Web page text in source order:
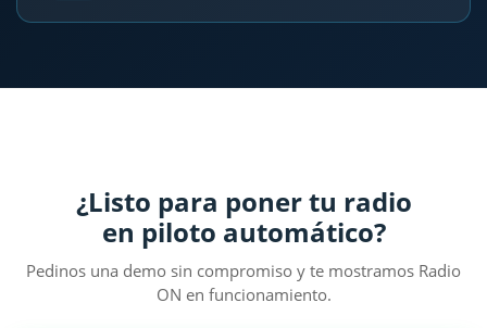
¿Listo para poner tu radio
en piloto automático?
Pedinos una demo sin compromiso y te mostramos Radio
ON en funcionamiento.